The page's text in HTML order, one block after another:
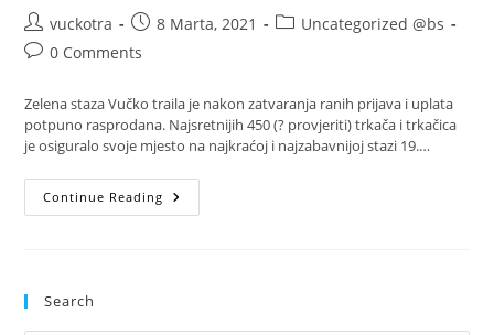
Post
author:
vuckotra
Post
published:
8 Marta, 2021
PostUncategorized @bs
Post0 Comments
Zelena staza Vučko traila je nakon zatvaranja ranih prijava i uplata
potpuno rasprodana. Najsretnijih 450 (? provjeriti) trkača i trkačica
je osiguralo svoje mjesto na najkraćoj i najzabavnijoj stazi 19.…
Continue Reading Zelena
Staza
Search